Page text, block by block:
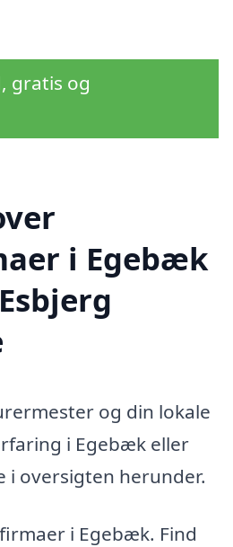
gratis og
i Egebæk
og din lokale
i Egebæk eller
i oversigten herunder.
i Egebæk. Find